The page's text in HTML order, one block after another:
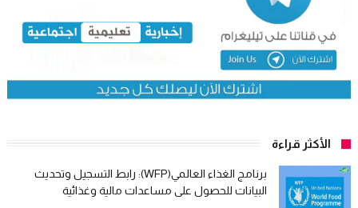
الأكثر قراءة
برنامج الغذاء العالمي(WFP): رابط التسجيل وتحديث
البيانات للحصول على مساعدات مالية وغذائية